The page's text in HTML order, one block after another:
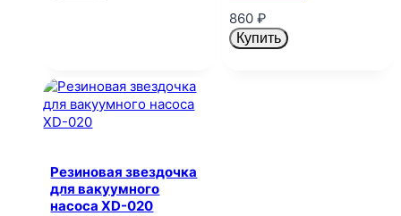
860 ₽
Купить
Резиновая звездочка
для вакуумного
насоса XD-020